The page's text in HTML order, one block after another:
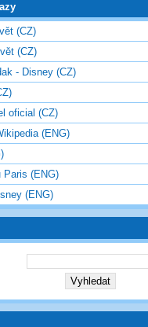
(CZ)
(CZ)
- Disney (CZ)
oficial (CZ)
(ENG)
Paris (ENG)
(ENG)